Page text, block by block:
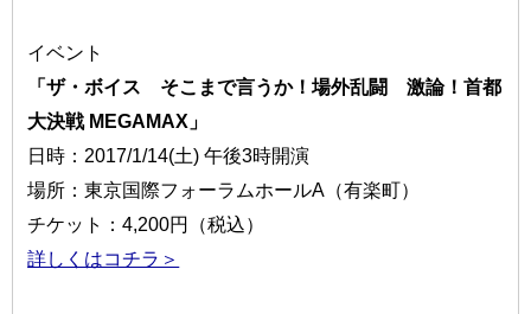
イベント
「ザ・ボイス そこまで言うか！場外乱闘 激論！首都
大決戦 MEGAMAX」
日時：2017/1/14(土) 午後3時開演
場所：東京国際フォーラムホールA（有楽町）
チケット：4,200円（税込）
詳しくはコチラ＞